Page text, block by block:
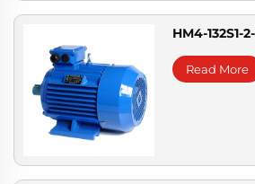
HM4-132S1-
Read More